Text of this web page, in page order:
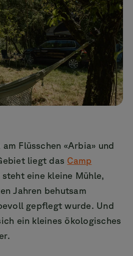
Flüsschen «Arbia» und
liegt das Camp
steht eine kleine Mühle,
Jahren behutsam
gepflegt wurde. Und
ein kleines ökologisches